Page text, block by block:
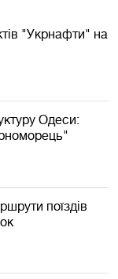
"Укрнафти" на
Одеси:
поїздів